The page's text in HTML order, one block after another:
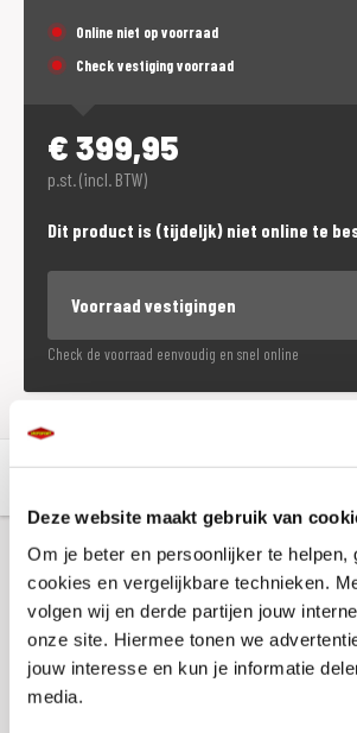
Deze website maakt gebruik van
Om je beter en persoonlijker te helpen,
cookies en vergelijkbare technieken.
volgen wij en derde partijen jouw
onze site. Hiermee tonen we
jouw interesse en kun je informatie
media.
Online niet op voorraad
Check vestiging voorraad
€ 399,95
p.st. (incl. BTW)
Dit product is (tijdeljk) niet online te
Voorraad vestigingen
Check de voorraad eenvoudig en snel online
Aanvullende
Merk
SW-Motech
EAN